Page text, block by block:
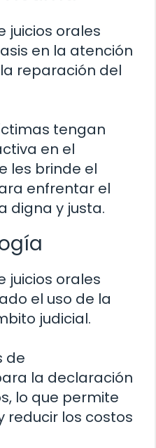
juicios orales
en la atención
reparación del
tengan
en el
les brinde el
enfrentar el
digna y justa.
juicios orales
el uso de la
judicial.
de
la declaración
lo que permite
reducir los costos